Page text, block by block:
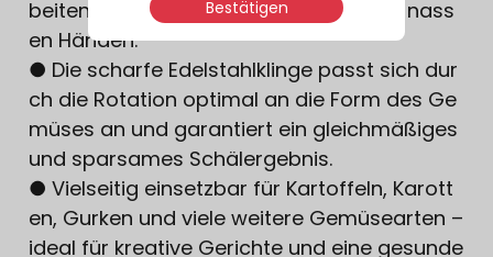
beiten, auch bei längerer Nutzung und nass
en Händen.
● Die scharfe Edelstahlklinge passt sich dur
ch die Rotation optimal an die Form des Ge
müses an und garantiert ein gleichmäßiges
und sparsames Schälergebnis.
● Vielseitig einsetzbar für Kartoffeln, Karott
en, Gurken und viele weitere Gemüsearten –
ideal für kreative Gerichte und eine gesunde
Bestätigen